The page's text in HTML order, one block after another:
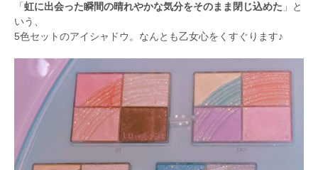
「 虹に出会った瞬間の晴れやかな気分をそのまま閉じ込めた 」と
いう、
5色セットのアイシャドウ。なんとも乙女心をくすぐります♪